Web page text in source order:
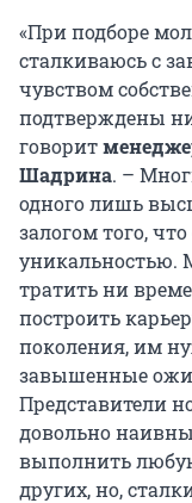
«При подборе
сталкиваюсь с
чувством
подтверждены
говорит
Шадрина. –
одного лишь
залогом того,
уникальностью.
тратить ни
построить
поколения, им
завышенные
Представители
довольно
выполнить
других, но,